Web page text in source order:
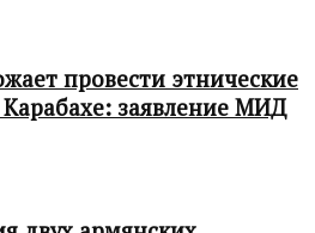
провести этнические
заявление МИД